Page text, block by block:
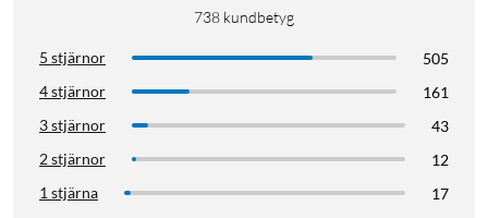
738 kundbetyg
5 stjärnor
505
4 stjärnor
161
3 stjärnor
43
2 stjärnor
12
1 stjärna
17